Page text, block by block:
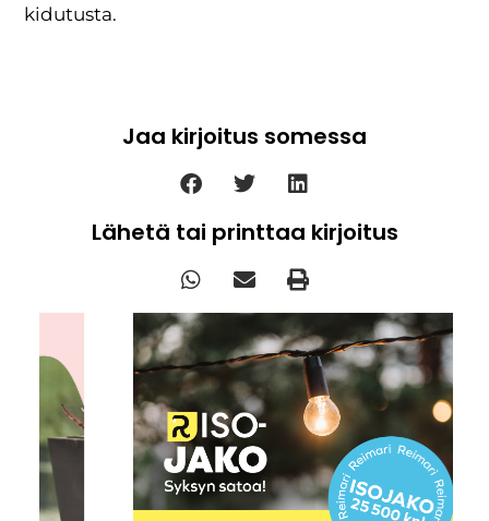
kidutusta.
Jaa kirjoitus somessa
Lähetä tai printtaa kirjoitus